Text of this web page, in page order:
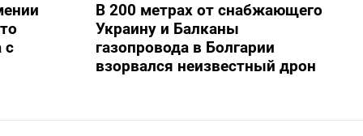
с
В 200 метрах от снабжающего
Украину и Балканы
газопровода в Болгарии
взорвался неизвестный дрон